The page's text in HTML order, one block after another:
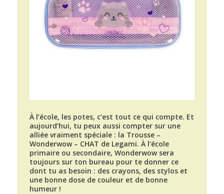
À l’école, les potes, c’est tout ce qui compte. Et
aujourd’hui, tu peux aussi compter sur une
alliée vraiment spéciale : la Trousse –
Wonderwow – CHAT de Legami. À l’école
primaire ou secondaire, Wonderwow sera
toujours sur ton bureau pour te donner ce
dont tu as besoin : des crayons, des stylos et
une bonne dose de couleur et de bonne
humeur !